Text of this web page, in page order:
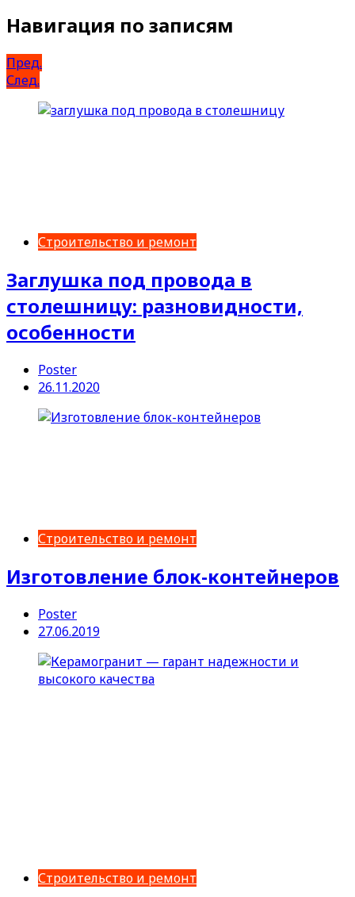
Навигация по записям
Пред.
След.
Строительство и ремонт
Заглушка под провода в
столешницу: разновидности,
особенности
Poster
26.11.2020
Строительство и ремонт
Изготовление блок-контейнеров
Poster
27.06.2019
Строительство и ремонт